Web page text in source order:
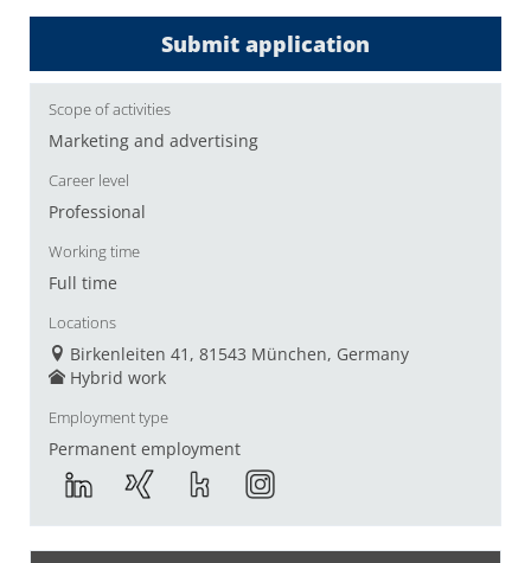
Submit application
Scope of activities
Marketing and advertising
Career level
Professional
Working time
Full time
Locations
Birkenleiten 41, 81543 München, Germany
Hybrid work
Employment type
Permanent employment